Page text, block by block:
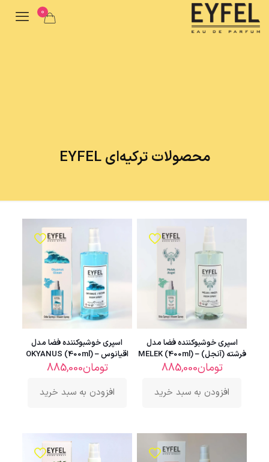
0
محصولات ترکیه‌ای EYFEL
اسپری خوشبوکننده فضا مدل
فرشته (آنجل) – MELEK (400ml)
تومان885,000
افزودن به سبد خرید
اسپری خوشبوکننده فضا مدل
اقیانوس – OKYANUS (400ml)
تومان885,000
افزودن به سبد خرید